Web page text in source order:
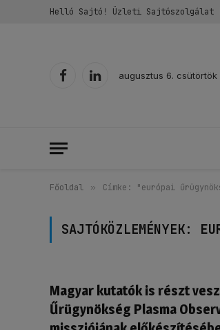
Helló Sajtó! Üzleti Sajtószolgálat
FacebookLinkedIn
augusztus 6. csütörtök
Főoldal » Címke: "európai
SAJTÓKÖZLEMÉNYEK:
Magyar kutatók is részt
Űrügynökség Plasma